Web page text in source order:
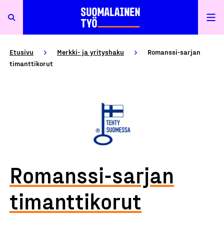
Etusivu Merkki- ja yrityshaku
Romanssi-sarjan
timanttikorut
Romanssi-sarjan
timanttikorut